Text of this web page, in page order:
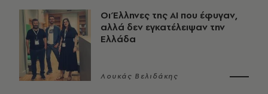
Οι Έλληνες της ΑΙ που έφυγαν,
αλλά δεν εγκατέλειψαν την
Ελλάδα
Λουκάς Βελιδάκης